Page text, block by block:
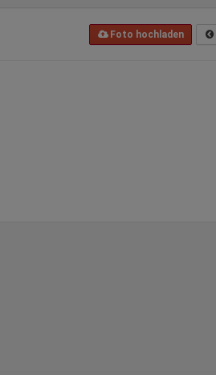
Foto hochladen